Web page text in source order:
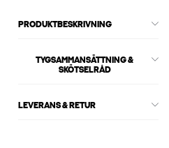
PRODUKTBESKRIVNING
TYGSAMMANSÄTTNING &
SKÖTSELRÅD
LEVERANS & RETUR